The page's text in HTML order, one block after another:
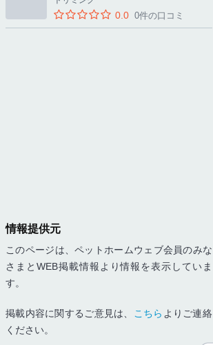
0.0 0件の口コミ
情報提供元
このページは、ペットホームウェブ会員のみな
さまとWEB掲載情報より情報を表示していま
す。
掲載内容に関するご意見は、 こちら よりご連絡
ください。